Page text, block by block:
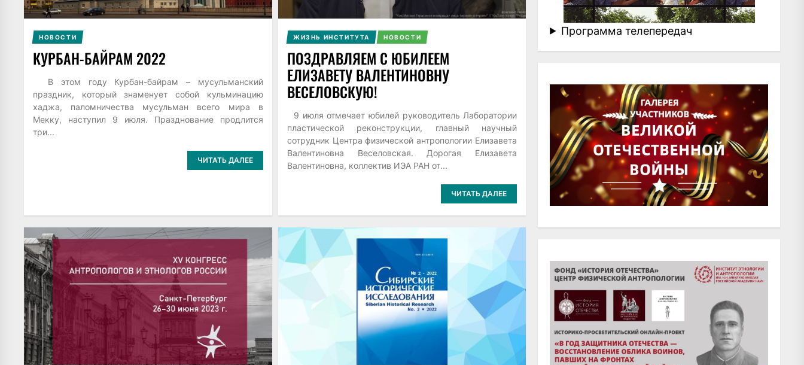
НОВОСТИ
КУРБАН-БАЙРАМ 2022
В этом году Курбан-байрам – мусульманский
праздник, который знаменует собой кульминацию
хаджа, паломничества мусульман всего мира в
Мекку, наступил 9 июля. Празднование продлится
три...
ЧИТАТЬ ДАЛЕЕ
ЖИЗНЬ ИНСТИТУТА НОВОСТИ
ПОЗДРАВЛЯЕМ С ЮБИЛЕЕМ
ЕЛИЗАВЕТУ ВАЛЕНТИНОВНУ
ВЕСЕЛОВСКУЮ!
9 июля отмечает юбилей руководитель Лаборатории
пластической реконструкции, главный научный
сотрудник Центра физической антропологии Елизавета
Валентиновна Веселовская. Дорогая Елизавета
Валентиновна, коллектив ИЭА РАН от...
ЧИТАТЬ ДАЛЕЕ
Программа телепередач